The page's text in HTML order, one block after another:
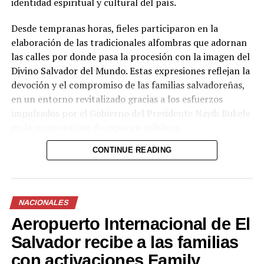
vacacionales
En «Principal»
RELATED TOPICS:
UP NEXT
Defensoría del Consumidor alerta riesgo de caídas y
Sorteo LOTRA N.º 446: $175 mil al primer premio y
Desde tempranas horas, fieles participaron en la
elaboración de las tradicionales alfombras que adornan
las calles por donde pasa la procesión con la imagen del
Divino Salvador del Mundo. Estas expresiones reflejan la
devoción y el compromiso de las familias salvadoreñas,
en un entorno revitalizado gracias a los esfuerzos
impulsados por el Gobierno del Presidente Nayib Bukele
honor al Divino Salvador del Mundo, partió desde la
Basílica del Sagrado Corazón de Jesús y recorrió las
calles del centro histórico hasta llegar a la Catedral
Metropolitana de San Salvador, donde miles de
creyentes se congregaron para ser parte de esta
tradición.
CONTINUE READING
NACIONALES
Aeropuerto Internacional de El
Salvador recibe a las familias